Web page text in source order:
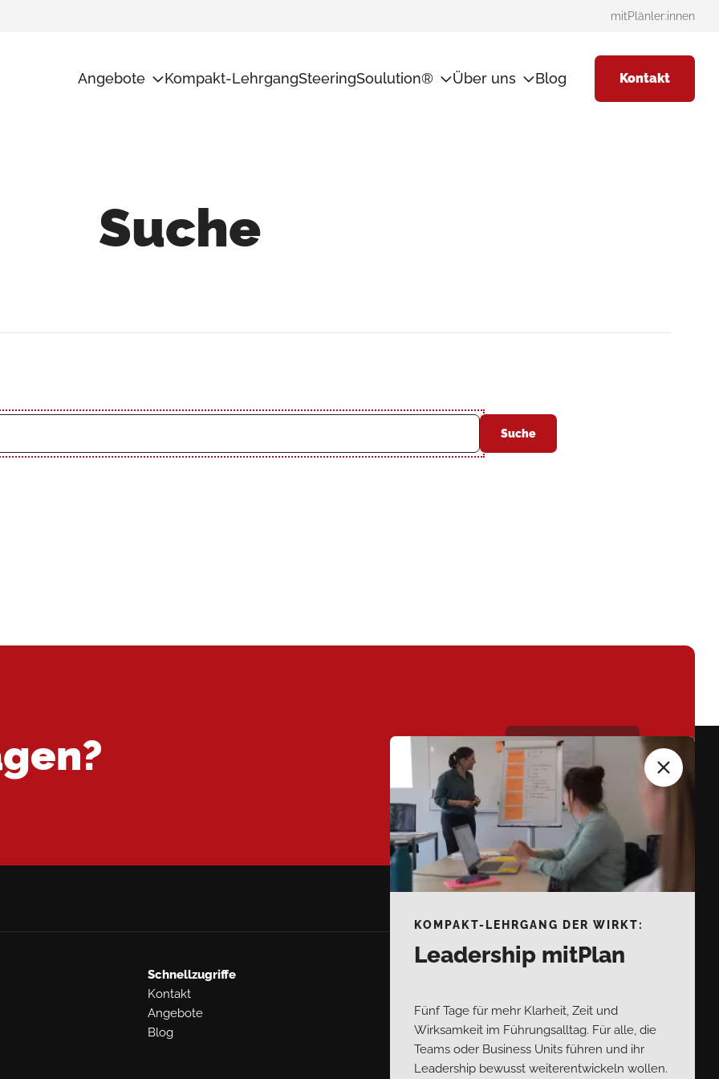
mitPlänler:innen
Angebote
Weiterbildungen
Kompakt-LehrgangSteeringSoulution® Über uns Blog Kontakt
Suche
KOMPAKT-LEHRGANG DER WIRKT:
Leadership mitPlan
Fünf Tage für mehr Klarheit, Zeit und
Wirksamkeit im Führungsalltag. Für alle, die
Teams oder Business Units führen und ihr
Leadership bewusst weiterentwickeln wollen.
Kontakt
Schnellzugriffe
Kontakt
Angebote
Blog